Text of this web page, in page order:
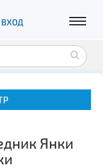
ВХОД
Янки